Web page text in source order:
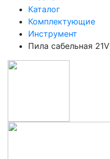
Каталог
Комплектующие
Инструмент
Пила сабельная 21V